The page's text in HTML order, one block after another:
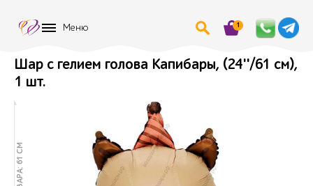
Меню 1
Шар с гелием голова Капибары, (24''/61 см),
1 шт.